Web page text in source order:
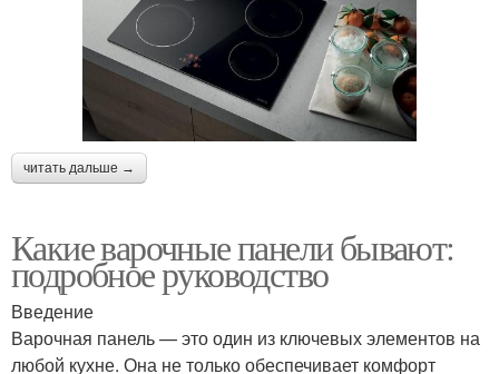
читать дальше →
Какие варочные панели бывают:
подробное руководство
Введение
Варочная панель — это один из ключевых элементов на
любой кухне. Она не только обеспечивает комфорт